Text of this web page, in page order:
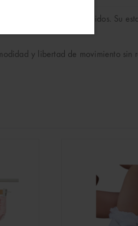
de los recién nacidos. Su
y libertad de movimiento sin